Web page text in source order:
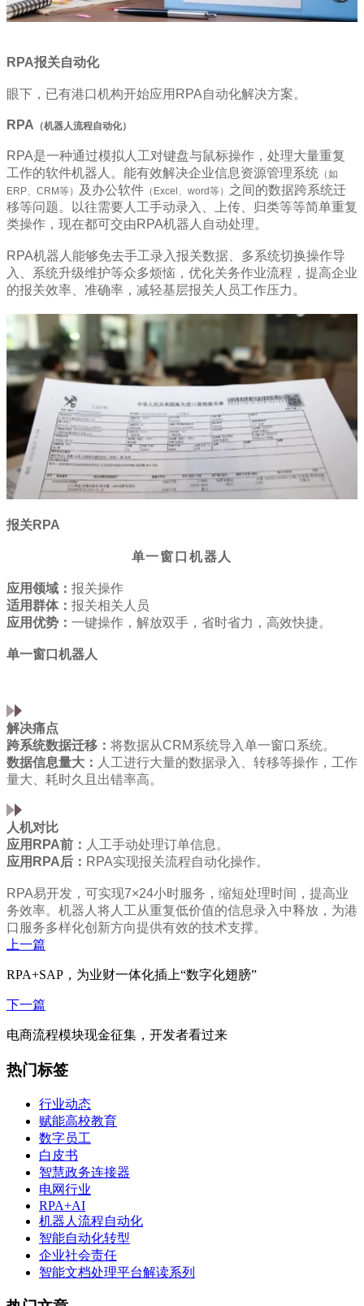
RPA报关自动化
眼下，已有港口机构开始应用RPA自动化解决方案。
RPA （机器人流程自动化）
RPA是一种通过模拟人工对键盘与鼠标操作，处理大量重复
工作的软件机器人。能有效解决企业信息资源管理系统 （如
ERP、CRM等）
及办公软件 （Excel、word等） 之间的数据跨系统迁
移等问题。以往需要人工手动录入、上传、归类等等简单重复
类操作，现在都可交由RPA机器人自动处理。
RPA机器人能够免去手工录入报关数据、多系统切换操作导
入、系统升级维护等众多烦恼，优化关务作业流程，提高企业
的报关效率、准确率，减轻基层报关人员工作压力。
报关RPA
单一窗口机器人
应用领域： 报关操作
适用群体： 报关相关人员
应用优势： 一键操作，解放双手，省时省力，高效快捷。
单一窗口机器人
解决痛点
跨系统数据迁移： 将数据从CRM系统导入单一窗口系统。
数据信息量大： 人工进行大量的数据录入、转移等操作，工作
量大、耗时久且出错率高。
人机对比
应用RPA前： 人工手动处理订单信息。
应用RPA后： RPA实现报关流程自动化操作。
RPA易开发，可实现7×24小时服务，缩短处理时间，提高业
务效率。机器人将人工从重复低价值的信息录入中释放，为港
口服务多样化创新方向提供有效的技术支撑。
上一篇
RPA+SAP，为业财一体化插上“数字化翅膀”
下一篇
电商流程模块现金征集，开发者看过来
热门标签
行业动态
赋能高校教育
数字员工
白皮书
智慧政务连接器
电网行业
RPA+AI
机器人流程自动化
智能自动化转型
企业社会责任
智能文档处理平台解读系列